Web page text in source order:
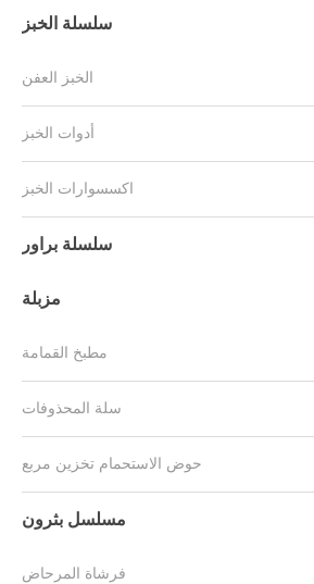
سلسلة الخبز
الخبز العفن
أدوات الخبز
اكسسوارات الخبز
سلسلة براور
مزبلة
مطبخ القمامة
سلة المحذوفات
حوض الاستحمام تخزين مربع
مسلسل بثرون
فرشاة المرحاض